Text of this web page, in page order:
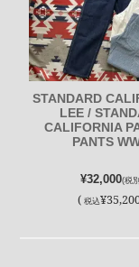
STANDARD
LEE /
CALIFORNIA
PANTS
¥32,000(税
( 税込